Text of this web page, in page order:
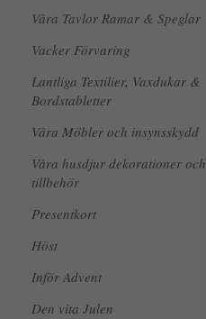
Våra Tavlor Ramar & Speglar
Vacker Förvaring
Lantliga Textilier, Vaxdukar &
Bordstabletter
Våra Möbler och insynsskydd
Våra husdjur dekorationer och
tillbehör
Presentkort
Höst
Inför Advent
Den vita Julen